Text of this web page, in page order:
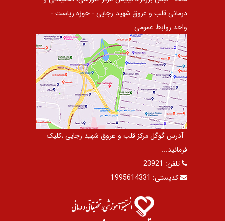
درمانی قلب و عروق شهید رجایی - حوزه ریاست -
واحد روابط عمومی
آدرس گوگل مرکز قلب و عروق شهید رجایی ،کلیک
فرمائید...
تلفن: 23921
کدپستی: 1995614331